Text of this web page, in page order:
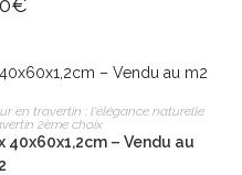
€
PANIER
en travertin : l'élégance naturelle
2ème choix
– Vendu au